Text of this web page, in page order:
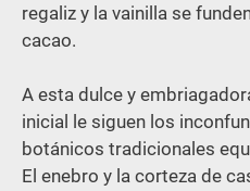
regaliz y la vainilla se
cacao.
A esta dulce y
inicial le siguen los
botánicos tradicionales
El enebro y la corteza de